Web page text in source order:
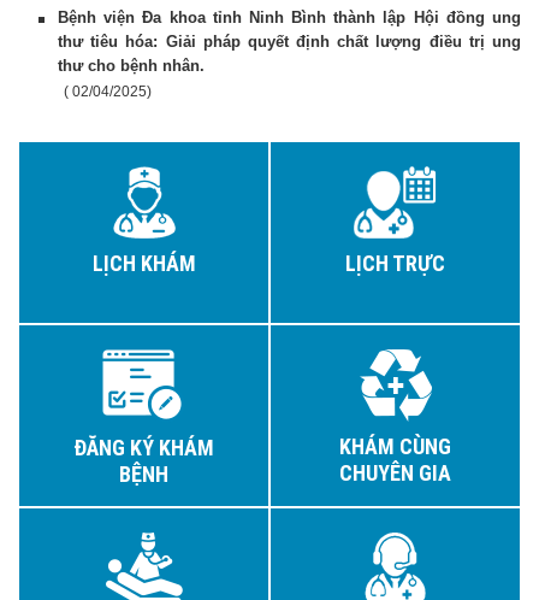
Bệnh viện Đa khoa tỉnh Ninh Bình thành lập Hội đồng ung
thư tiêu hóa: Giải pháp quyết định chất lượng điều trị ung
thư cho bệnh nhân.
( 02/04/2025)
LỊCH KHÁM LỊCH TRỰC
ĐĂNG KÝ KHÁM
BỆNH
KHÁM CÙNG
CHUYÊN GIA